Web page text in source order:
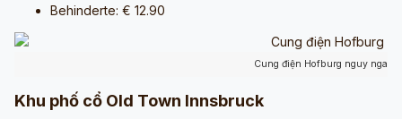
Behinderte: € 12.90
Cung điện Hofburg nguy nga
Khu phố cổ Old Town Innsbruck